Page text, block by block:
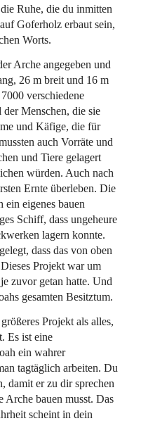
Ruhe, die du inmitten
Goferholz erbaut sein,
Worts.
Arche angegeben und
26 m breit und 16 m
verschiedene
Menschen, die sie
und Käfige, die für
auch Vorräte und
und Tiere gelagert
würden. Auch nach
Ernte überleben. Die
ein eigenes bauen
Schiff, dass ungeheure
lagern konnte.
dass das von oben
Projekt war um
zuvor getan hatte. Und
gesamten Besitztum.
Projekt als alles,
Es ist eine
ein wahrer
tagtäglich arbeiten. Du
damit er zu dir sprechen
Arche bauen musst. Das
scheint in dein